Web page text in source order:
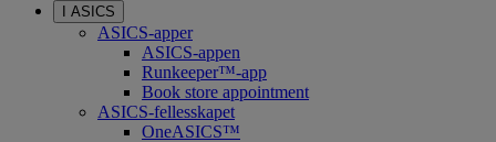
I ASICS
ASICS-apper
ASICS-appen
Runkeeper™-app
Book store appointment
ASICS-fellesskapet
OneASICS™